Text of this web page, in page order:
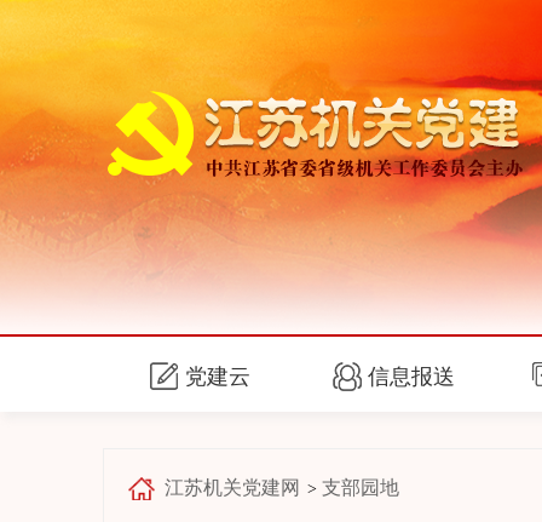
党建云 信息报送
江苏机关党建网 > 支部园地